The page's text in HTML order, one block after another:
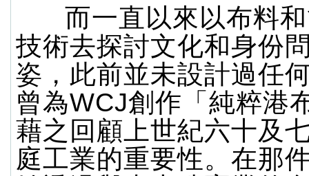
而一直以來以布料
技術去探討文化和身份
姿，此前並未設計過任
曾為WCJ創作「純粹港
藉之回顧上世紀六十及
庭工業的重要性。在那